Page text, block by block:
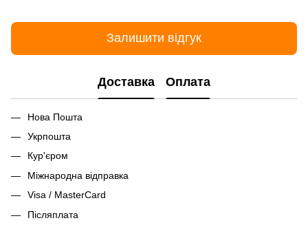
Залишити відгук
Доставка Оплата
Нова Пошта
Укрпошта
Кур'єром
Міжнародна відправка
Visa / MasterCard
Післяплата